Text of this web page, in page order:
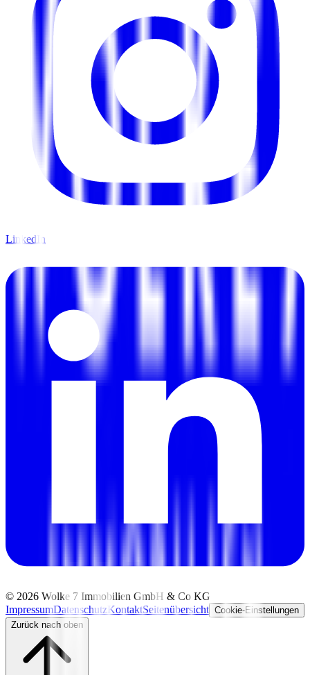
LinkedIn
© 2026 Wolke 7 Immobilien GmbH & Co KG
ImpressumDatenschutzKontaktSeitenübersicht Cookie-Einstellungen
Zurück nach oben